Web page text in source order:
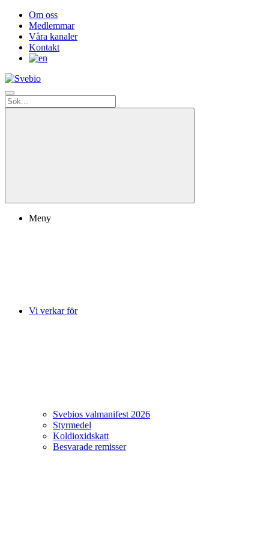
Om oss
Medlemmar
Våra kanaler
Kontakt
Meny
Vi verkar för
Svebios valmanifest 2026
Styrmedel
Koldioxidskatt
Besvarade remisser